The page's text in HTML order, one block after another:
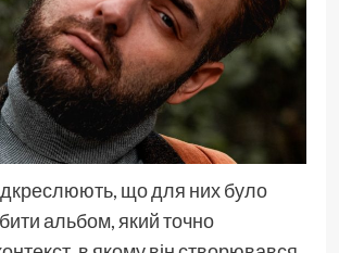
що для них було
альбом, який точно